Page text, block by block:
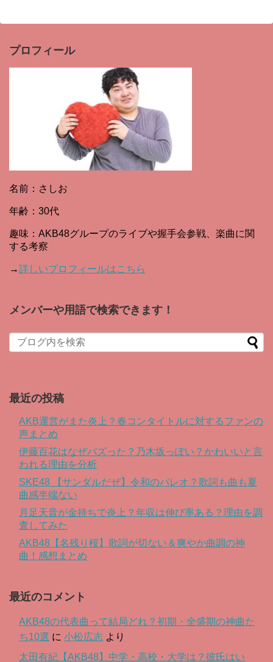
プロフィール
名前：さしお
年齢：30代
趣味：AKB48グループのライブや握手会参戦、楽曲に関
する考察
→詳しいプロフィールはこちら
メンバーや用語で検索できます！
最近の投稿
AKB運営がまた炎上？春コンタイトルに対するファンの
声まとめ
伊藤百花はなぜバズった？乃木坂っぽい？かわいいと言
われる理由を分析
SKE48 【サンダルだぜ】令和のパレオ？歌詞も曲も夏
曲感半端ない
月足天音が金持ちで炎上？年収は伸び率ある？理由を調
査してみた
AKB48【名残り桜】歌詞が切ない＆爽やか曲調の神
曲！感想まとめ
最近のコメント
AKB48の代表曲って結局どれ？初期・全盛期の神曲た
ち10選 に 小松広志 より
太田有紀【AKB48】中学・高校・大学は？彼氏はい